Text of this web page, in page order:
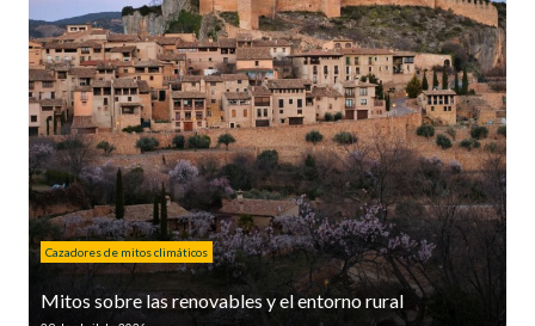
Cazadores de mitos climáticos
Mitos sobre las renovables y el entorno rural